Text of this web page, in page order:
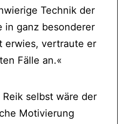
Technik der
in ganz besonderer
erwies, vertraute er
Fälle an.«
Reik selbst wäre der
Motivierung